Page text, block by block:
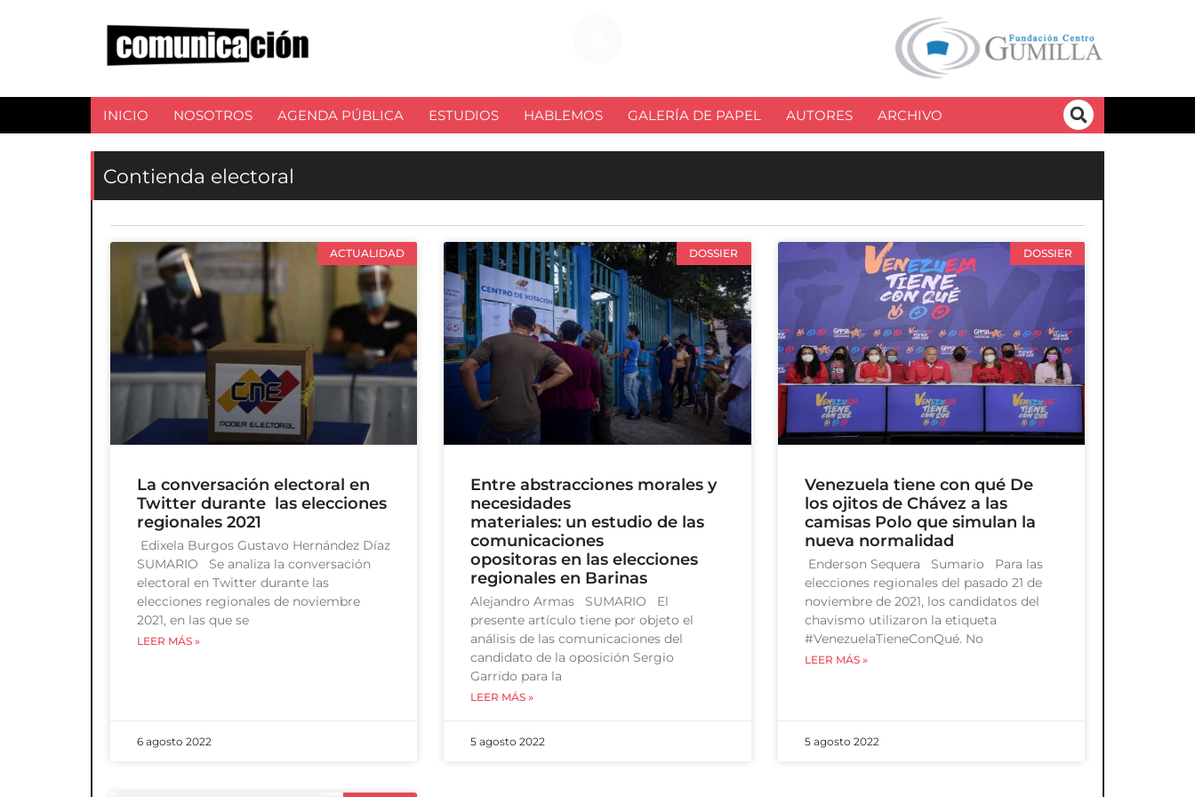
INICIO NOSOTROS AGENDA PÚBLICA ESTUDIOS HABLEMOS GALERÍA DE PAPEL AUTORES ARCHIVO
Contienda electoral
ACTUALIDAD
La conversación electoral en
Twitter durante las elecciones
regionales 2021
Edixela Burgos Gustavo Hernández Díaz
SUMARIO Se analiza la conversación
electoral en Twitter durante las
elecciones regionales de noviembre
2021, en las que se
LEER MÁS »
6 agosto 2022
DOSSIER
Entre abstracciones morales y
necesidades
materiales: un estudio de las
comunicaciones
opositoras en las elecciones
regionales en Barinas
Alejandro Armas SUMARIO El
presente artículo tiene por objeto el
análisis de las comunicaciones del
candidato de la oposición Sergio
Garrido para la
LEER MÁS »
5 agosto 2022
DOSSIER
Venezuela tiene con qué De
los ojitos de Chávez a las
camisas Polo que simulan la
nueva normalidad
Enderson Sequera Sumario Para las
elecciones regionales del pasado 21 de
noviembre de 2021, los candidatos del
chavismo utilizaron la etiqueta
#VenezuelaTieneConQué. No
LEER MÁS »
5 agosto 2022